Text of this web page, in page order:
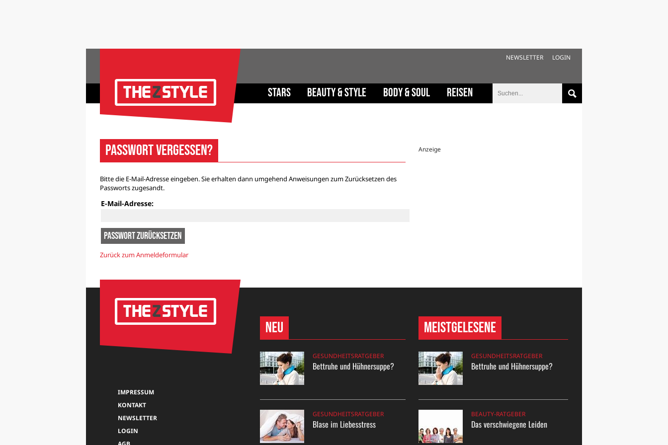
NEWSLETTER LOGIN
Stars Beauty & Style Body & Soul Reisen
Passwort vergessen?
Bitte die E-Mail-Adresse eingeben. Sie erhalten dann umgehend Anweisungen zum Zurücksetzen des
Passworts zugesandt.
E-Mail-Adresse
Zurück zum Anmeldeformular
Anzeige
IMPRESSUM
KONTAKT
NEWSLETTER
LOGIN
Neu
GESUNDHEITSRATGEBER
Bettruhe und Hühnersuppe?
GESUNDHEITSRATGEBER
Blase im Liebesstress
Meistgelesene
GESUNDHEITSRATGEBER
Bettruhe und Hühnersuppe?
BEAUTY-RATGEBER
Das verschwiegene Leiden